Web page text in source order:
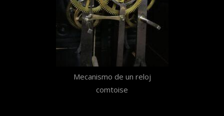
Mecanismo de un reloj
comtoise